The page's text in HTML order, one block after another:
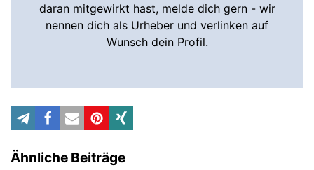
daran mitgewirkt hast, melde dich gern - wir
nennen dich als Urheber und verlinken auf
Wunsch dein Profil.
Ähnliche Beiträge